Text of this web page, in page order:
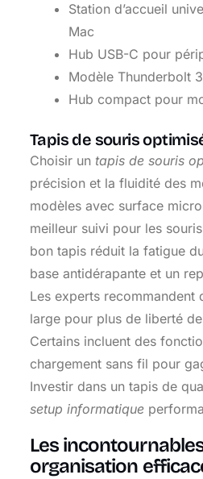
Station d’accueil
Mac
Hub USB-C pour
Modèle Thunderbolt
Hub compact pour
Tapis de souris
Choisir un tapis de souris
précision et la fluidité des
modèles avec surface
meilleur suivi pour les
bon tapis réduit la fatigue
base antidérapante et un
Les experts recommandent
large pour plus de liberté
Certains incluent des
chargement sans fil pour
Investir dans un tapis de
setup informatique
Les
organisation